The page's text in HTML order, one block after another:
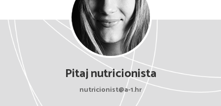
Pitaj nutricionista
nutricionist@a-1.hr